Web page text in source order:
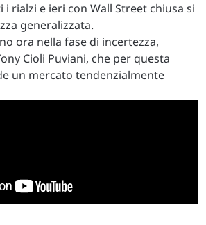
rialzi e ieri con Wall Street chiusa si
generalizzata.
ora nella fase di incertezza,
Cioli Puviani, che per questa
un mercato tendenzialmente